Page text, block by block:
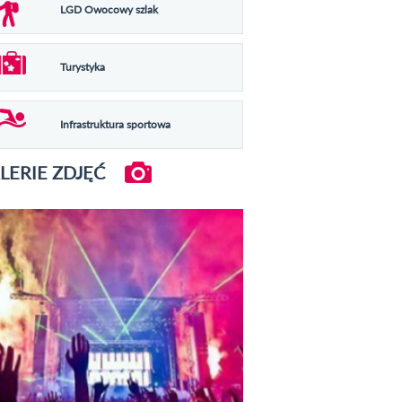
LGD Owocowy szlak
Turystyka
Infrastruktura sportowa
ZDJĘĆ